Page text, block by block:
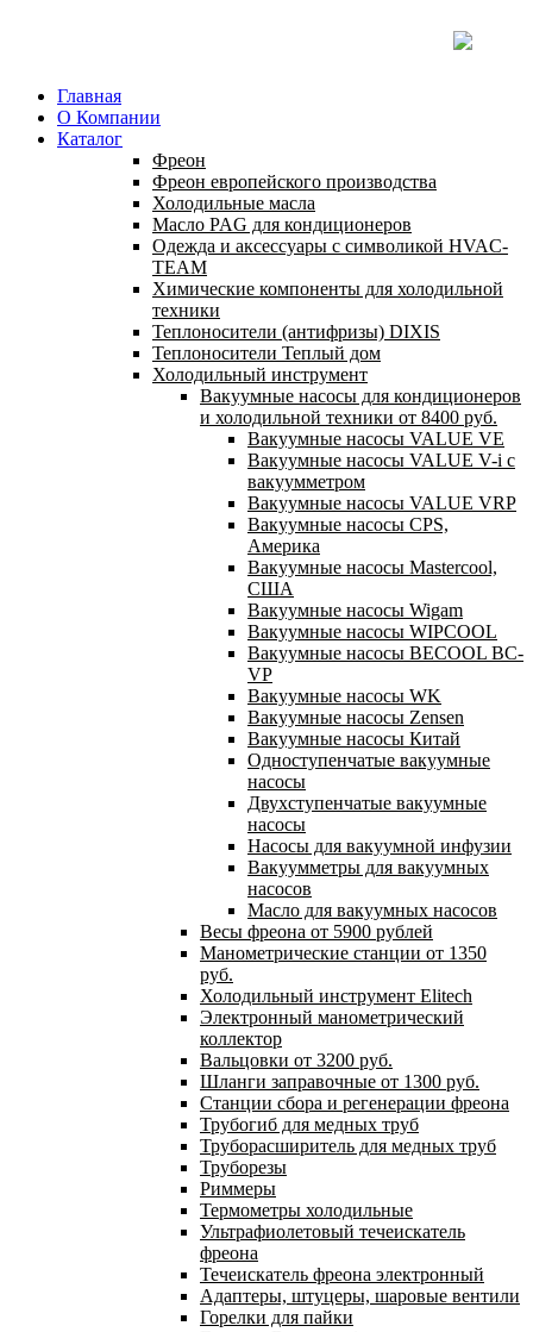
Главная
О Компании
Каталог
Фреон
Фреон европейского производства
Холодильные масла
Масло PAG для кондиционеров
Одежда и аксессуары с символикой HVAC-
TEAM
Химические компоненты для холодильной
техники
Теплоносители (антифризы) DIXIS
Теплоносители Теплый дом
Холодильный инструмент
Вакуумные насосы для кондиционеров
и холодильной техники от 8400 руб.
Вакуумные насосы VALUE VE
Вакуумные насосы VALUE V-i с
вакуумметром
Вакуумные насосы VALUE VRP
Вакуумные насосы CPS,
Америка
Вакуумные насосы Mastercool,
США
Вакуумные насосы Wigam
Вакуумные насосы WIPCOOL
Вакуумные насосы BECOOL BC-
VP
Вакуумные насосы WK
Вакуумные насосы Zensen
Вакуумные насосы Китай
Одноступенчатые вакуумные
насосы
Двухступенчатые вакуумные
насосы
Насосы для вакуумной инфузии
Вакуумметры для вакуумных
насосов
Масло для вакуумных насосов
Весы фреона от 5900 рублей
Манометрические станции от 1350
руб.
Холодильный инструмент Elitech
Электронный манометрический
коллектор
Вальцовки от 3200 руб.
Шланги заправочные от 1300 руб.
Станции сбора и регенерации фреона
Трубогиб для медных труб
Труборасширитель для медных труб
Труборезы
Риммеры
Термометры холодильные
Ультрафиолетовый течеискатель
фреона
Течеискатель фреона электронный
Адаптеры, штуцеры, шаровые вентили
Горелки для пайки